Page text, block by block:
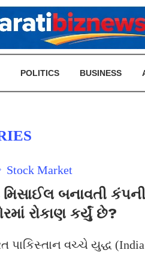
POLITICS BUSINESS
Stock Market
મિસાઈલ બનાવતી
રોકાણ કર્યું છે?
પાકિસ્તાન વચ્ચે યુદ્ધ (India